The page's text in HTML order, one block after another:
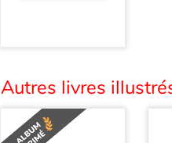
Autres livres